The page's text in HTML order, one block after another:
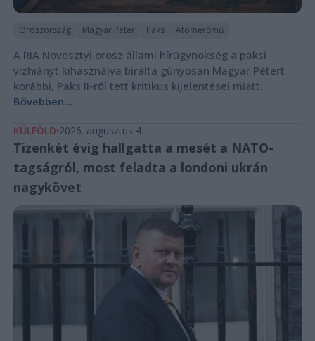
Oroszország Magyar Péter Paks Atomerőmű
A RIA Novosztyi orosz állami hírügynökség a paksi
vízhiányt kihasználva bírálta gúnyosan Magyar Pétert
korábbi, Paks II-ről tett kritikus kijelentései miatt.
Bővebben...
KÜLFÖLD 2026. augusztus 4.
Tizenkét évig hallgatta a mesét a NATO-
tagságról, most feladta a londoni ukrán
nagykövet